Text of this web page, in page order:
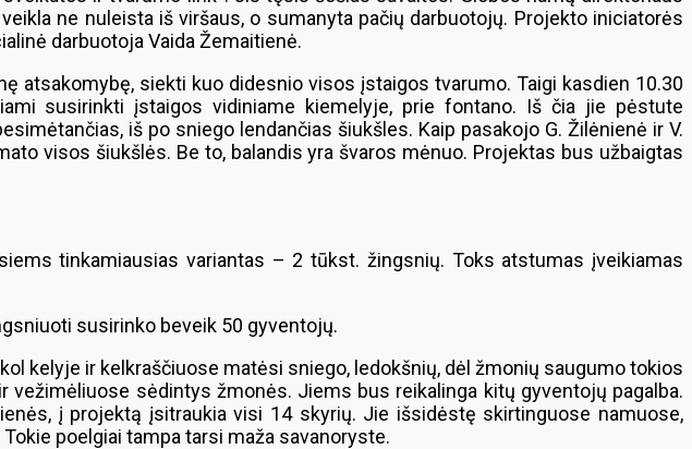
ne nuleista iš viršaus, o sumanyta pačių darbuotojų. Projekto iniciatorės
darbuotoja Vaida Žemaitienė.
siekti kuo didesnio visos įstaigos tvarumo. Taigi kasdien 10.30
susirinkti įstaigos vidiniame kiemelyje, prie fontano. Iš čia jie pėstute
iš po sniego lendančias šiukšles. Kaip pasakojo G. Žilėnienė ir V.
visos šiukšlės. Be to, balandis yra švaros mėnuo. Projektas bus užbaigtas
tinkamiausias variantas – 2 tūkst. žingsnių. Toks atstumas įveikiamas
susirinko beveik 50 gyventojų.
kelyje ir kelkraščiuose matėsi sniego, ledokšnių, dėl žmonių saugumo tokios
sėdintys žmonės. Jiems bus reikalinga kitų gyventojų pagalba.
į projektą įsitraukia visi 14 skyrių. Jie išsidėstę skirtinguose namuose,
poelgiai tampa tarsi maža savanoryste.